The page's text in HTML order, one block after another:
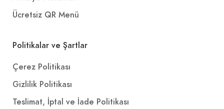
Ücretsiz QR Menü
Politikalar ve Şartlar
Çerez Politikası
Gizlilik Politikası
Teslimat, İptal ve İade Politikası